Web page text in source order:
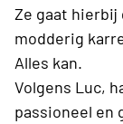
Ze gaat hierbij
modderig
Alles kan.
Volgens Luc,
passioneel en